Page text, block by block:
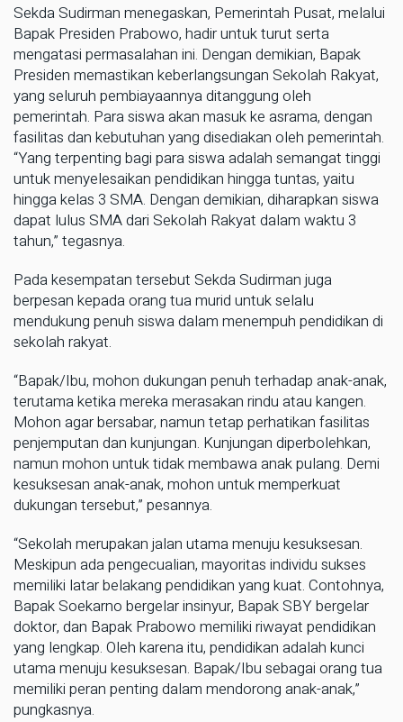
Sekda Sudirman menegaskan, Pemerintah Pusat, melalui
Bapak Presiden Prabowo, hadir untuk turut serta
mengatasi permasalahan ini. Dengan demikian, Bapak
Presiden memastikan keberlangsungan Sekolah Rakyat,
yang seluruh pembiayaannya ditanggung oleh
pemerintah. Para siswa akan masuk ke asrama, dengan
fasilitas dan kebutuhan yang disediakan oleh pemerintah.
“Yang terpenting bagi para siswa adalah semangat tinggi
untuk menyelesaikan pendidikan hingga tuntas, yaitu
hingga kelas 3 SMA. Dengan demikian, diharapkan siswa
dapat lulus SMA dari Sekolah Rakyat dalam waktu 3
tahun,” tegasnya.
Pada kesempatan tersebut Sekda Sudirman juga
berpesan kepada orang tua murid untuk selalu
mendukung penuh siswa dalam menempuh pendidikan di
sekolah rakyat.
“Bapak/Ibu, mohon dukungan penuh terhadap anak-anak,
terutama ketika mereka merasakan rindu atau kangen.
Mohon agar bersabar, namun tetap perhatikan fasilitas
penjemputan dan kunjungan. Kunjungan diperbolehkan,
namun mohon untuk tidak membawa anak pulang. Demi
kesuksesan anak-anak, mohon untuk memperkuat
dukungan tersebut,” pesannya.
“Sekolah merupakan jalan utama menuju kesuksesan.
Meskipun ada pengecualian, mayoritas individu sukses
memiliki latar belakang pendidikan yang kuat. Contohnya,
Bapak Soekarno bergelar insinyur, Bapak SBY bergelar
doktor, dan Bapak Prabowo memiliki riwayat pendidikan
yang lengkap. Oleh karena itu, pendidikan adalah kunci
utama menuju kesuksesan. Bapak/Ibu sebagai orang tua
memiliki peran penting dalam mendorong anak-anak,”
pungkasnya.